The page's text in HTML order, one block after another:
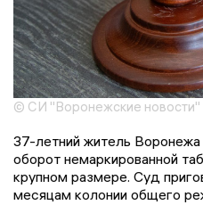
© СИ "Воронежские новости"
37-летний житель
оборот немаркированной
крупном размере. Суд
месяцам колонии общего